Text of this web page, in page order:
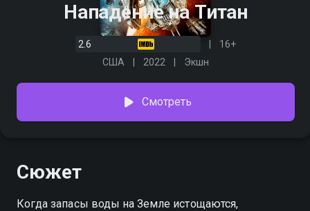
Нападение на Титан
2.6
16+
США
2022 Экшн
Смотреть
Сюжет
Когда запасы воды на Земле истощаются,